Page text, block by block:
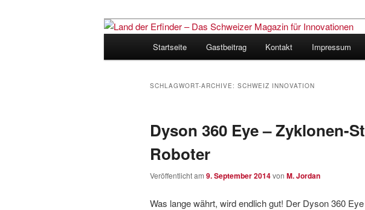
Land der Erfinder – Das
für Innovationen
Startseite Gastbeitrag Kontakt Impressum
SCHLAGWORT-ARCHIVE: SCHWEIZ INNOVATION
Dyson 360 Eye – Zyklonen-
Roboter
Veröffentlicht am 9. September 2014von M. Jordan
Was lange währt, wird endlich gut! Der Dyson 360